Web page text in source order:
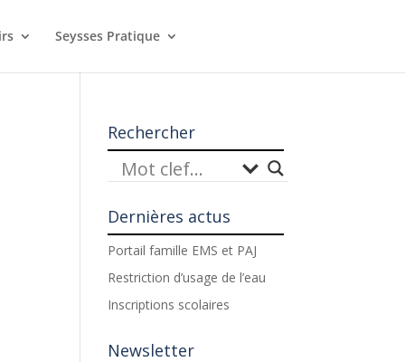
Seysses Pratique
Rechercher
Dernières actus
Portail famille EMS et PAJ
Restriction d’usage de l’eau
Inscriptions scolaires
Newsletter